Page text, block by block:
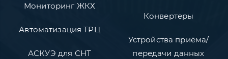
Мониторинг ЖКХ
Автоматизация ТРЦ
АСКУЭ для СНТ
Конвертеры
Устройства приёма/
передачи данных